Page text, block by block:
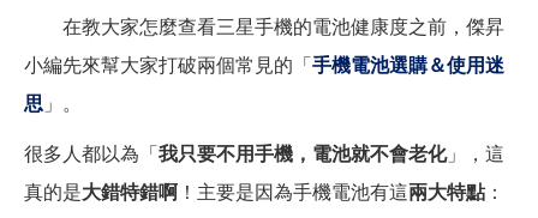
在教大家怎麼查看三星手機的電池健康度之前，傑昇
小編先來幫大家打破兩個常見的「 手機電池選購＆使用迷
思 」。
很多人都以為「 我只要不用手機，電池就不會老化」，這
真的是大錯特錯啊 ！主要是因為手機電池有這兩大特點 ：